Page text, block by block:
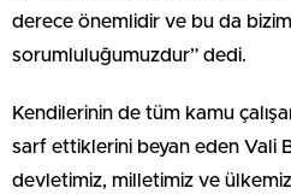
derece önemlidir ve bu da
sorumluluğumuzdur” dedi.
Kendilerinin de tüm kamu
sarf ettiklerini beyan eden Vali
devletimiz, milletimiz ve ülkemiz